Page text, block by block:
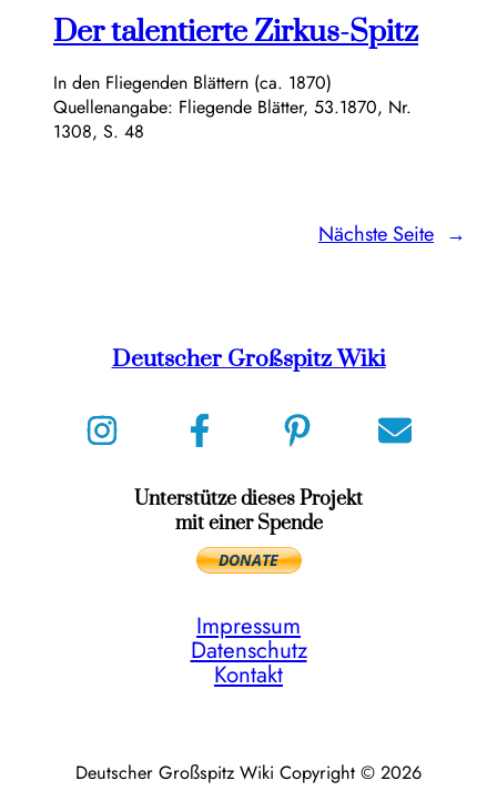
Der talentierte Zirkus-Spitz
In den Fliegenden Blättern (ca. 1870)
Quellenangabe: Fliegende Blätter, 53.1870, Nr.
1308, S. 48
Nächste Seite →
Deutscher Großspitz Wiki
Unterstütze dieses Projekt
mit einer Spende
Impressum
Datenschutz
Kontakt
Deutscher Großspitz Wiki Copyright © 2026